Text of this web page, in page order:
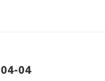
04